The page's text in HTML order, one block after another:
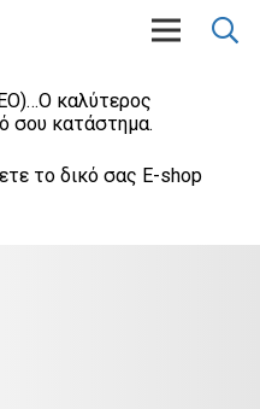
καλύτερος
σου κατάστημα.
το δικό σας E-shop